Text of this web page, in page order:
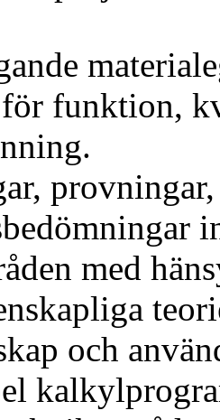
för funktion,
med
och